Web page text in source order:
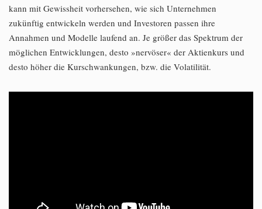
kann mit Gewissheit vorhersehen, wie sich Unternehmen
zukünftig entwickeln werden und Investoren passen ihre
Annahmen und Modelle laufend an. Je größer das Spektrum der
möglichen Entwicklungen, desto »nervöser« der Aktienkurs und
desto höher die Kurschwankungen, bzw. die Volatilität.